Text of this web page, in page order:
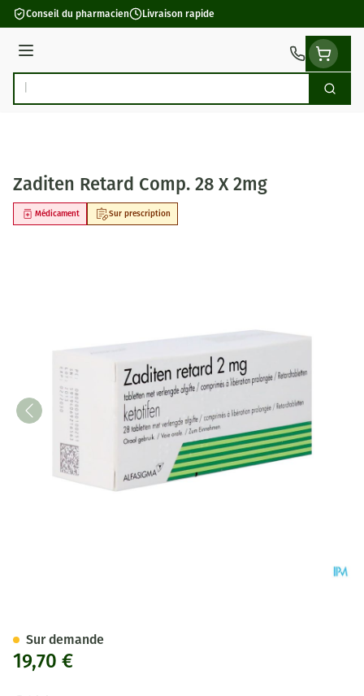
Aller au contenu
Conseil du pharmacien Livraison rapide
Menu
Rechercher
Zaditen Retard Comp. 28 X 2mg
Sur prescription
Médicament
19,70 €
Sur demande